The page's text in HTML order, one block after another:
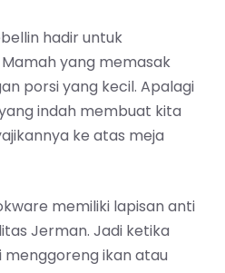
hadir untuk
yang memasak
porsi yang kecil. Apalagi
indah membuat kita
ke atas meja
memiliki lapisan anti
Jerman. Jadi ketika
ikan atau